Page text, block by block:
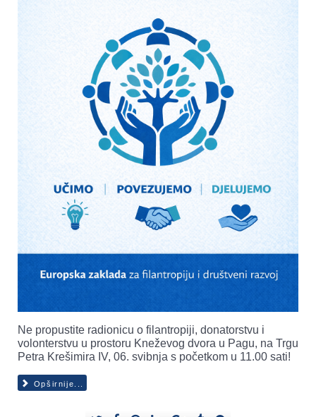
Ne propustite radionicu o filantropiji, donatorstvu i
volonterstvu u prostoru Kneževog dvora u Pagu, na Trgu
Petra Krešimira IV, 06. svibnja s početkom u 11.00 sati!
Opširnije...